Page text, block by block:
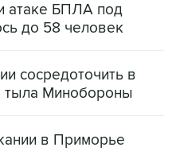
атаке БПЛА под
до 58 человек
сосредоточить в
тыла Минобороны
в Приморье